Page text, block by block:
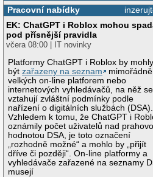
Pracovní nabídky
EK: ChatGPT i Roblox mohou
pod přísnější pravidla
včera 08:00 | IT novinky
Platformy ChatGPT i Roblox by mohly
býtzařazeny na seznam
mimořádně
velkých on-line platforem nebo
internetových vyhledávačů, na něž se
vztahují zvláštní podmínky podle
nařízení o digitálních službách (DSA).
Vzhledem k tomu, že ChatGPT i
oznámily počet uživatelů nad
hodnotou DSA, je toto označení
„rozhodně možné“ a mohlo by „přijít
dříve či později“. On-line platformy a
vyhledávače zařazené na seznamy
musejí